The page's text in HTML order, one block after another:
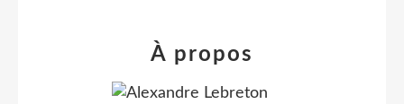
À propos